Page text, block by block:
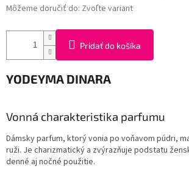
Môžeme doručiť do: Zvoľte variant
Pridať do košíka
YODEYMA DINARA
Vonná charakteristika parfumu
Dámsky parfum, ktorý vonia po voňavom púdri,
ruži. Je charizmatický a zvýrazňuje podstatu
denné aj nočné použitie.